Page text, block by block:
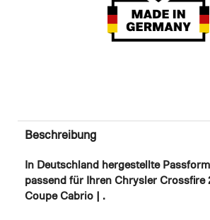
Beschreibung
In Deutschland hergestellte
passend für Ihren Chrysler Crossfire
Coupe Cabrio | .